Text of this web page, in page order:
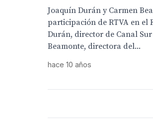
Joaquín Durán y Carmen
participación de RTVA en el
Durán, director de Canal
Beamonte, directora del...
hace 10 años